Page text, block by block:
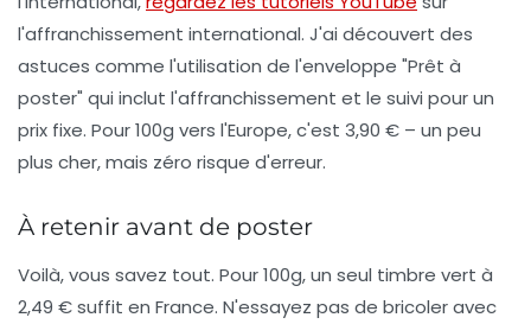
l'affranchissement international. J'ai découvert des
astuces comme l'utilisation de l'enveloppe "Prêt à
poster" qui inclut l'affranchissement et le suivi pour un
prix fixe. Pour 100g vers l'Europe, c'est 3,90 € – un peu
plus cher, mais zéro risque d'erreur.
À retenir avant de poster
Voilà, vous savez tout. Pour 100g, un seul timbre vert à
2,49 € suffit en France. N'essayez pas de bricoler avec